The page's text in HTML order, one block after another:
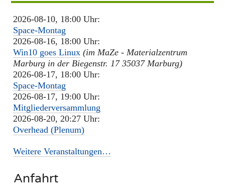
2026-08-10, 18:00 Uhr:
Space-Montag
2026-08-16, 18:00 Uhr:
Win10 goes Linux (im MaZe - Materialzentrum
Marburg in der Biegenstr. 17 35037 Marburg)
2026-08-17, 18:00 Uhr:
Space-Montag
2026-08-17, 19:00 Uhr:
Mitgliederversammlung
2026-08-20, 20:27 Uhr:
Overhead (Plenum)
Weitere Veranstaltungen…
Anfahrt